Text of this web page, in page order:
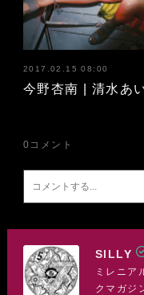
2017.02.15 08:00
今野杏南 | 清水あ
0 コメント
SILLY
ミレニア
クマガジ